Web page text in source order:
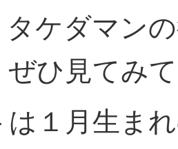
タケダマン
ぜひ見てみ
は１月生ま